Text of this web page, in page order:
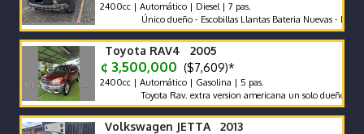
2400cc | Automático | Diesel | 7 pas.
Único dueño - Escobillas Llantas Bateria Nuevas - Recor de
Toyota RAV4 2005
¢ 3,500,000 ($7,609)*
2400cc | Automático | Gasolina | 5 pas.
Toyota Rav. extra version americana un solo dueño.
Volkswagen JETTA 2013